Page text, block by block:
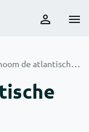
de atlantische oceaan over